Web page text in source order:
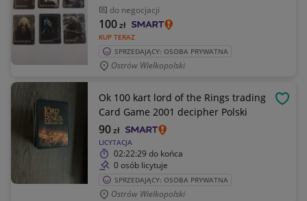
do negocjacji
KUP TERAZ
100zł
SPRZEDAJĄCY: OSOBA PRYWATNA
Ostrów Wielkopolski
Ok 100 kart lord of the Rings trading
Card Game 2001 decipher Polski
LICYTACJA
90zł
02:22:29 do końca
0 osób licytuje
SPRZEDAJĄCY: OSOBA PRYWATNA
Ostrów Wielkopolski